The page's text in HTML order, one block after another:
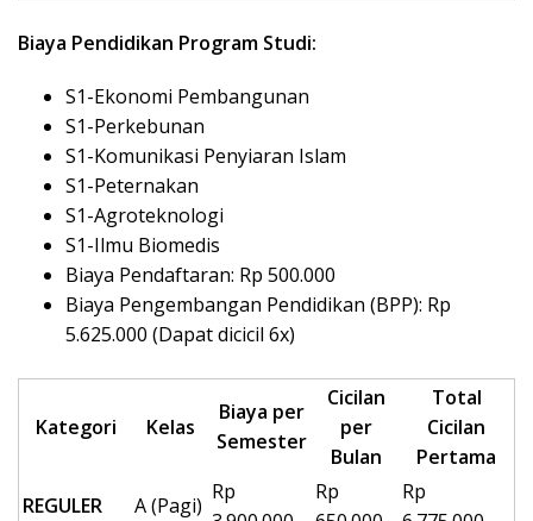
Biaya Pendidikan Program Studi:
S1-Ekonomi Pembangunan
S1-Perkebunan
S1-Komunikasi Penyiaran Islam
S1-Peternakan
S1-Agroteknologi
S1-Ilmu Biomedis
Biaya Pendaftaran: Rp 500.000
Biaya Pengembangan Pendidikan (BPP): Rp
5.625.000 (Dapat dicicil 6x)
Kategori Kelas
Biaya per
Semester
Cicilan
per
Bulan
Total
Cicilan
Pertama
REGULER
A (Pagi)
Rp
Rp
Rp